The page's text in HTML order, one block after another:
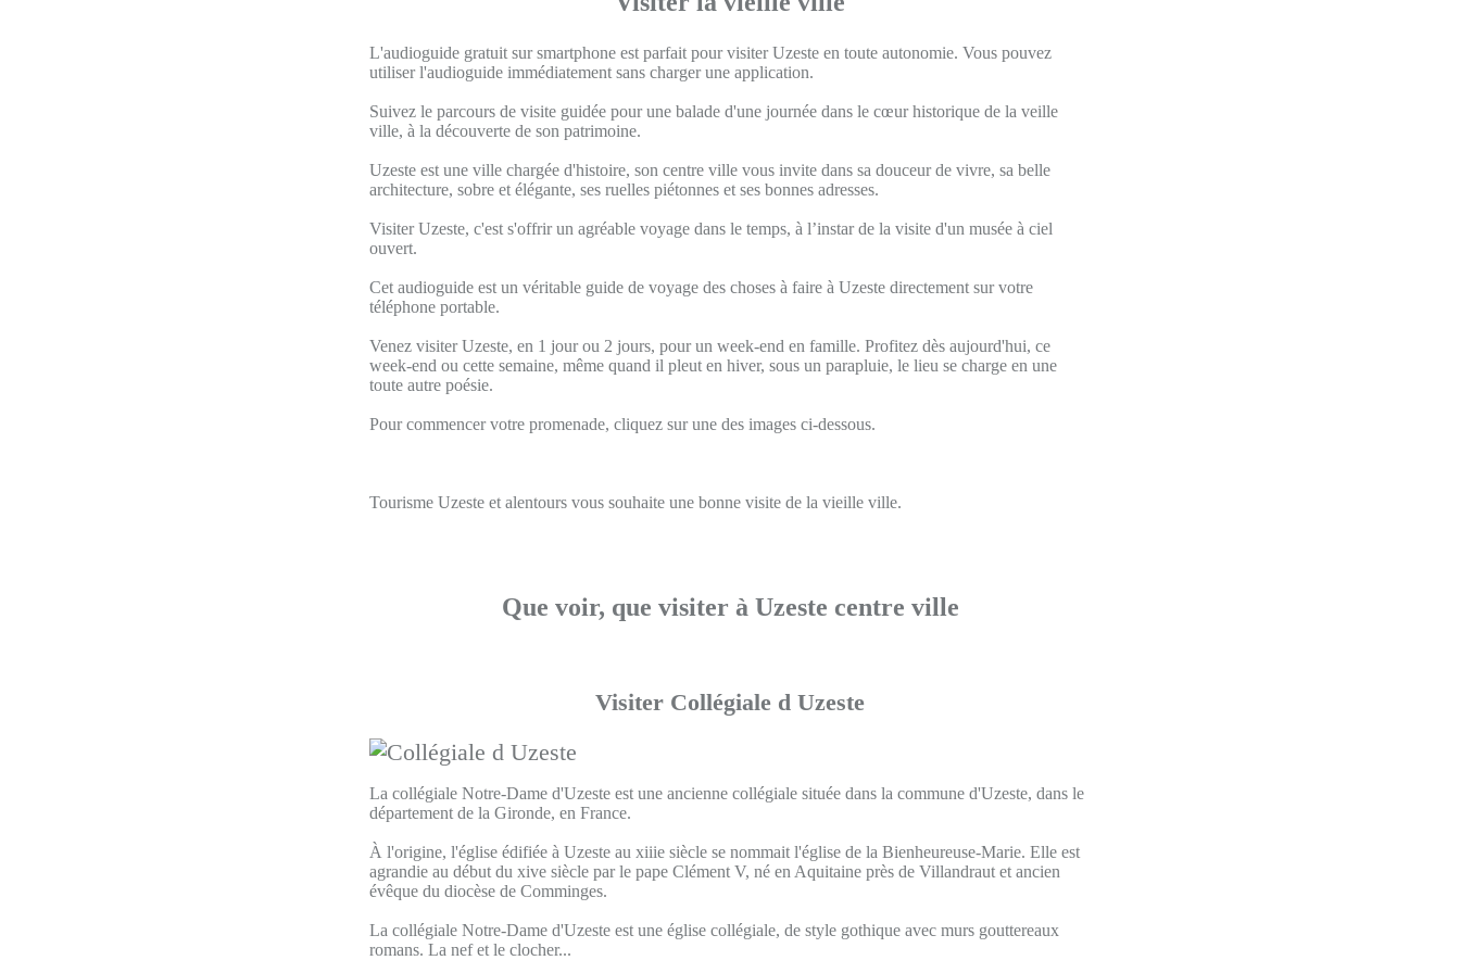
L'audioguide gratuit sur smartphone est parfait pour visiter Uzeste en toute autonomie. Vous pouvez
utiliser l'audioguide immédiatement sans charger une application.
Suivez le parcours de visite guidée pour une balade d'une journée dans le cœur historique de la veille
ville, à la découverte de son patrimoine.
Uzeste est une ville chargée d'histoire, son centre ville vous invite dans sa douceur de vivre, sa belle
architecture, sobre et élégante, ses ruelles piétonnes et ses bonnes adresses.
Visiter Uzeste, c'est s'offrir un agréable voyage dans le temps, à l’instar de la visite d'un musée à ciel
ouvert.
Cet audioguide est un véritable guide de voyage des choses à faire à Uzeste directement sur votre
téléphone portable.
Venez visiter Uzeste, en 1 jour ou 2 jours, pour un week-end en famille. Profitez dès aujourd'hui, ce
week-end ou cette semaine, même quand il pleut en hiver, sous un parapluie, le lieu se charge en une
toute autre poésie.
Pour commencer votre promenade, cliquez sur une des images ci-dessous.
Tourisme Uzeste et alentours vous souhaite une bonne visite de la vieille ville.
Que voir, que visiter à Uzeste centre ville
Visiter Collégiale d Uzeste
La collégiale Notre-Dame d'Uzeste est une ancienne collégiale située dans la commune d'Uzeste, dans le
département de la Gironde, en France.
À l'origine, l'église édifiée à Uzeste au xiiie siècle se nommait l'église de la Bienheureuse-Marie. Elle est
agrandie au début du xive siècle par le pape Clément V, né en Aquitaine près de Villandraut et ancien
évêque du diocèse de Comminges.
La collégiale Notre-Dame d'Uzeste est une église collégiale, de style gothique avec murs gouttereaux
romans. La nef et le clocher...